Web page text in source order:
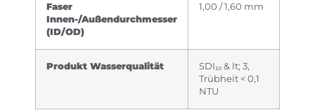
Faser
Innen-/Außendurchmesser
(ID/OD)
1,00 / 1,60 mm
Produkt Wasserqualität
SDI₁₀ & lt; 3,
Trübheit < 0,1
NTU